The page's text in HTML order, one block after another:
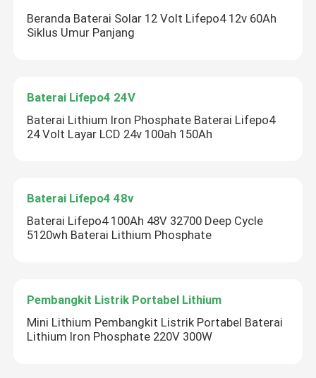
Beranda Baterai Solar 12 Volt Lifepo4 12v 60Ah
Siklus Umur Panjang
Baterai Lifepo4 24V
Baterai Lithium Iron Phosphate Baterai Lifepo4
24 Volt Layar LCD 24v 100ah 150Ah
Baterai Lifepo4 48v
Baterai Lifepo4 100Ah 48V 32700 Deep Cycle
5120wh Baterai Lithium Phosphate
Pembangkit Listrik Portabel Lithium
Mini Lithium Pembangkit Listrik Portabel Baterai
Lithium Iron Phosphate 220V 300W